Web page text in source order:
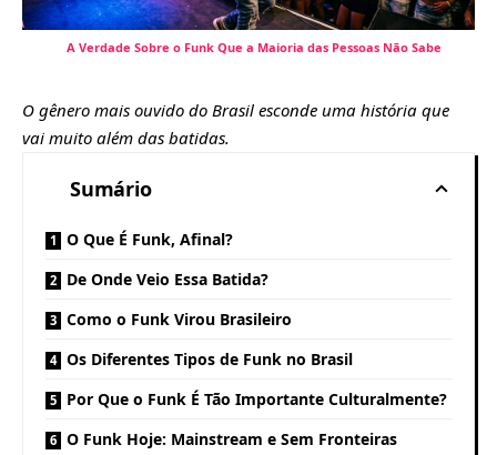
A Verdade Sobre o Funk Que a Maioria das Pessoas Não Sabe
O gênero mais ouvido do Brasil esconde uma história que
vai muito além das batidas.
Sumário
O Que É Funk, Afinal?
De Onde Veio Essa Batida?
Como o Funk Virou Brasileiro
Os Diferentes Tipos de Funk no Brasil
Por Que o Funk É Tão Importante Culturalmente?
O Funk Hoje: Mainstream e Sem Fronteiras